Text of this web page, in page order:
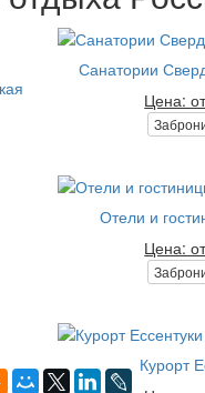
Санатории
Цена:
Отели и
Цена:
Курорт